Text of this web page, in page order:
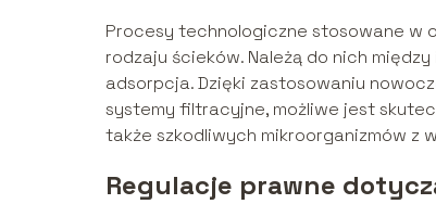
Procesy technologiczne stosowane w
rodzaju ścieków. Należą do nich
adsorpcja. Dzięki zastosowaniu
systemy filtracyjne, możliwe jest
także szkodliwych mikroorganizmów z
Regulacje prawne